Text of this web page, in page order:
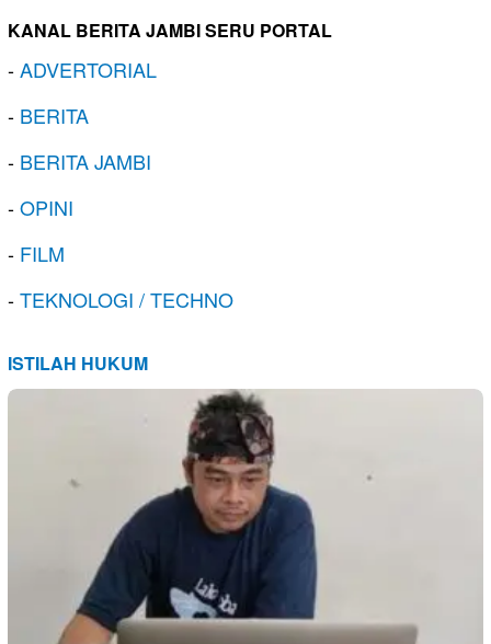
KANAL BERITA JAMBI SERU PORTAL
-ADVERTORIAL
- BERITA
- BERITA JAMBI
-OPINI
- FILM
-TEKNOLOGI / TECHNO
ISTILAH HUKUM